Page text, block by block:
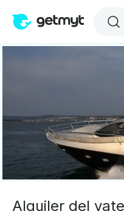
Alquiler del